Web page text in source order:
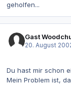
geholfen...
Gast
20. August
Du hast mir schon
Mein Problem ist,